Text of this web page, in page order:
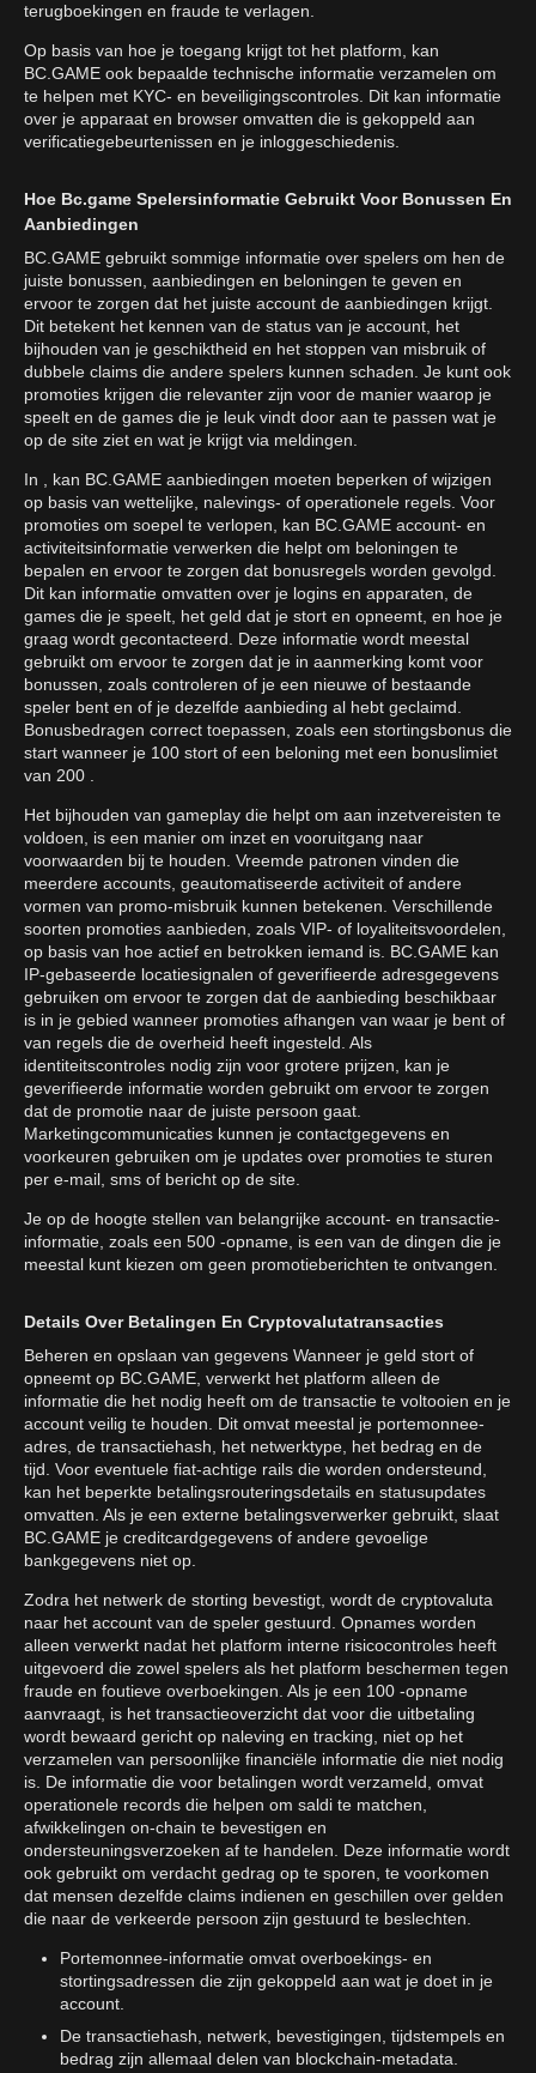
terugboekingen en fraude te verlagen.
Op basis van hoe je toegang krijgt tot het platform, kan
BC.GAME ook bepaalde technische informatie verzamelen om
te helpen met KYC- en beveiligingscontroles. Dit kan informatie
over je apparaat en browser omvatten die is gekoppeld aan
verificatiegebeurtenissen en je inloggeschiedenis.
Hoe Bc.game Spelersinformatie Gebruikt Voor Bonussen En
Aanbiedingen
BC.GAME gebruikt sommige informatie over spelers om hen de
juiste bonussen, aanbiedingen en beloningen te geven en
ervoor te zorgen dat het juiste account de aanbiedingen krijgt.
Dit betekent het kennen van de status van je account, het
bijhouden van je geschiktheid en het stoppen van misbruik of
dubbele claims die andere spelers kunnen schaden. Je kunt ook
promoties krijgen die relevanter zijn voor de manier waarop je
speelt en de games die je leuk vindt door aan te passen wat je
op de site ziet en wat je krijgt via meldingen.
In , kan BC.GAME aanbiedingen moeten beperken of wijzigen
op basis van wettelijke, nalevings- of operationele regels. Voor
promoties om soepel te verlopen, kan BC.GAME account- en
activiteitsinformatie verwerken die helpt om beloningen te
bepalen en ervoor te zorgen dat bonusregels worden gevolgd.
Dit kan informatie omvatten over je logins en apparaten, de
games die je speelt, het geld dat je stort en opneemt, en hoe je
graag wordt gecontacteerd. Deze informatie wordt meestal
gebruikt om ervoor te zorgen dat je in aanmerking komt voor
bonussen, zoals controleren of je een nieuwe of bestaande
speler bent en of je dezelfde aanbieding al hebt geclaimd.
Bonusbedragen correct toepassen, zoals een stortingsbonus die
start wanneer je 100 stort of een beloning met een bonuslimiet
van 200 .
Het bijhouden van gameplay die helpt om aan inzetvereisten te
voldoen, is een manier om inzet en vooruitgang naar
voorwaarden bij te houden. Vreemde patronen vinden die
meerdere accounts, geautomatiseerde activiteit of andere
vormen van promo-misbruik kunnen betekenen. Verschillende
soorten promoties aanbieden, zoals VIP- of loyaliteitsvoordelen,
op basis van hoe actief en betrokken iemand is. BC.GAME kan
IP-gebaseerde locatiesignalen of geverifieerde adresgegevens
gebruiken om ervoor te zorgen dat de aanbieding beschikbaar
is in je gebied wanneer promoties afhangen van waar je bent of
van regels die de overheid heeft ingesteld. Als
identiteitscontroles nodig zijn voor grotere prijzen, kan je
geverifieerde informatie worden gebruikt om ervoor te zorgen
dat de promotie naar de juiste persoon gaat.
Marketingcommunicaties kunnen je contactgegevens en
voorkeuren gebruiken om je updates over promoties te sturen
per e-mail, sms of bericht op de site.
Je op de hoogte stellen van belangrijke account- en transactie-
informatie, zoals een 500 -opname, is een van de dingen die je
meestal kunt kiezen om geen promotieberichten te ontvangen.
Details Over Betalingen En Cryptovalutatransacties
Beheren en opslaan van gegevens Wanneer je geld stort of
opneemt op BC.GAME, verwerkt het platform alleen de
informatie die het nodig heeft om de transactie te voltooien en je
account veilig te houden. Dit omvat meestal je portemonnee-
adres, de transactiehash, het netwerktype, het bedrag en de
tijd. Voor eventuele fiat-achtige rails die worden ondersteund,
kan het beperkte betalingsrouteringsdetails en statusupdates
omvatten. Als je een externe betalingsverwerker gebruikt, slaat
BC.GAME je creditcardgegevens of andere gevoelige
bankgegevens niet op.
Zodra het netwerk de storting bevestigt, wordt de cryptovaluta
naar het account van de speler gestuurd. Opnames worden
alleen verwerkt nadat het platform interne risicocontroles heeft
uitgevoerd die zowel spelers als het platform beschermen tegen
fraude en foutieve overboekingen. Als je een 100 -opname
aanvraagt, is het transactieoverzicht dat voor die uitbetaling
wordt bewaard gericht op naleving en tracking, niet op het
verzamelen van persoonlijke financiële informatie die niet nodig
is. De informatie die voor betalingen wordt verzameld, omvat
operationele records die helpen om saldi te matchen,
afwikkelingen on-chain te bevestigen en
ondersteuningsverzoeken af te handelen. Deze informatie wordt
ook gebruikt om verdacht gedrag op te sporen, te voorkomen
dat mensen dezelfde claims indienen en geschillen over gelden
die naar de verkeerde persoon zijn gestuurd te beslechten.
Portemonnee-informatie omvat overboekings- en
stortingsadressen die zijn gekoppeld aan wat je doet in je
account.
De transactiehash, netwerk, bevestigingen, tijdstempels en
bedrag zijn allemaal delen van blockchain-metadata.